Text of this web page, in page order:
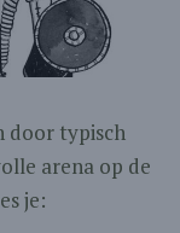
door typisch
arena op de
je: